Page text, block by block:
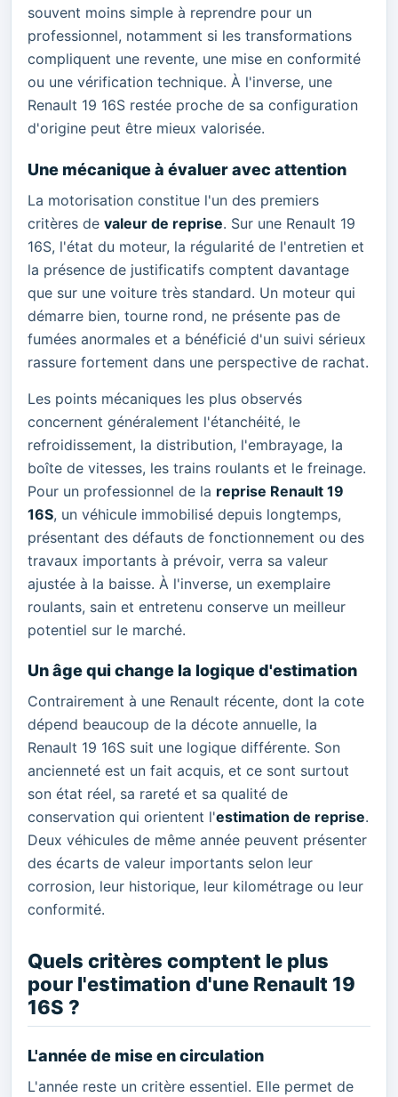
souvent moins simple à reprendre pour un
professionnel, notamment si les transformations
compliquent une revente, une mise en conformité
ou une vérification technique. À l'inverse, une
Renault 19 16S restée proche de sa configuration
d'origine peut être mieux valorisée.
Une mécanique à évaluer avec attention
La motorisation constitue l'un des premiers
critères de valeur de reprise. Sur une Renault 19
16S, l'état du moteur, la régularité de l'entretien et
la présence de justificatifs comptent davantage
que sur une voiture très standard. Un moteur qui
démarre bien, tourne rond, ne présente pas de
fumées anormales et a bénéficié d'un suivi sérieux
rassure fortement dans une perspective de rachat.
Les points mécaniques les plus observés
concernent généralement l'étanchéité, le
refroidissement, la distribution, l'embrayage, la
boîte de vitesses, les trains roulants et le freinage.
Pour un professionnel de la reprise Renault 19
16S, un véhicule immobilisé depuis longtemps,
présentant des défauts de fonctionnement ou des
travaux importants à prévoir, verra sa valeur
ajustée à la baisse. À l'inverse, un exemplaire
roulants, sain et entretenu conserve un meilleur
potentiel sur le marché.
Un âge qui change la logique d'estimation
Contrairement à une Renault récente, dont la cote
dépend beaucoup de la décote annuelle, la
Renault 19 16S suit une logique différente. Son
ancienneté est un fait acquis, et ce sont surtout
son état réel, sa rareté et sa qualité de
conservation qui orientent l'estimation de reprise.
Deux véhicules de même année peuvent présenter
des écarts de valeur importants selon leur
corrosion, leur historique, leur kilométrage ou leur
conformité.
Quels critères comptent le plus
pour l'estimation d'une Renault 19
16S ?
L'année de mise en circulation
L'année reste un critère essentiel. Elle permet de